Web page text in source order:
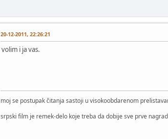
20-12-2011, 22:26:21
volim i ja vas.
moj se postupak čitanja sastoji u visokoobdarenom
srpski film je remek-delo koje treba da dobije sve prve